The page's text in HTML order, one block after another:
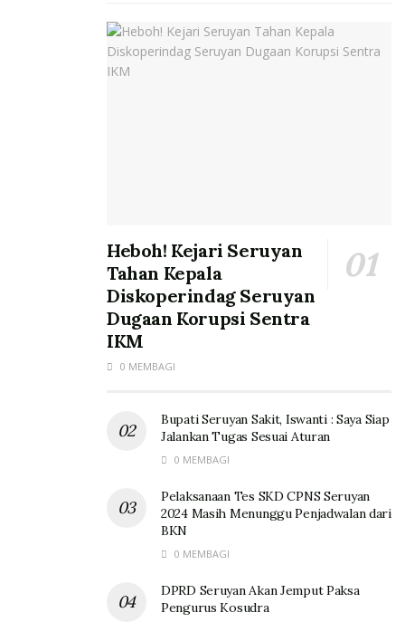
Heboh! Kejari Seruyan
Tahan Kepala
Diskoperindag Seruyan
Dugaan Korupsi Sentra
IKM
0 MEMBAGI
Bupati Seruyan Sakit, Iswanti : Saya Siap
Jalankan Tugas Sesuai Aturan
0 MEMBAGI
Pelaksanaan Tes SKD CPNS Seruyan
2024 Masih Menunggu Penjadwalan dari
BKN
0 MEMBAGI
DPRD Seruyan Akan Jemput Paksa
Pengurus Kosudra